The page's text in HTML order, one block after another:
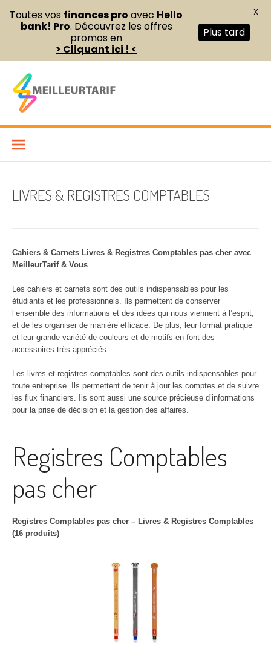
contenu
Meilleur Tarif
LIVRES & REGISTRES COMPTABLES
Cahiers & Carnets Livres & Registres Comptables pas cher avec
MeilleurTarif & Vous
Les cahiers et carnets sont des outils indispensables pour les
étudiants et les professionnels. Ils permettent de conserver
l’ensemble des informations et des idées qui nous viennent à l’esprit,
et de les organiser de manière efficace. De plus, leur format pratique
et leur grande variété de couleurs et de motifs en font des
accessoires très appréciés.
Les livres et registres comptables sont des outils indispensables pour
toute entreprise. Ils permettent de tenir à jour les comptes et de suivre
les flux financiers. Ils sont aussi une source précieuse d’informations
pour la prise de décision et la gestion des affaires.
Registres Comptables
pas cher
Registres Comptables pas cher – Livres & Registres Comptables
(16 produits)
Toutes vos finances pro avec Hello
bank! Pro. Découvrez les offres
promos en
> Cliquant ici ! <
Plus tard
X